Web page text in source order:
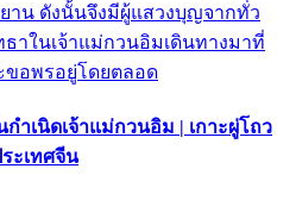
าน ดังนั้นจึงมีผู้แสวงบุญจากทั่ว
าในเจ้าแม่กวนอิมเดินทางมาที่
ขอพรอยู่โดยตลอด
ำเนิดเจ้าแม่กวนอิม | เกาะผู่โถว
ะเทศจีน